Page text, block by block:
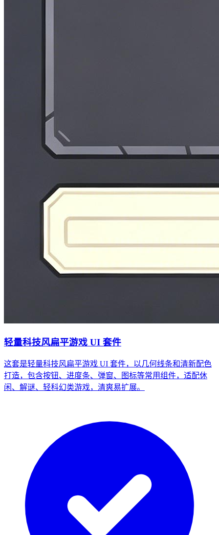
轻量科技风扁平游戏 UI 套件
这套是轻量科技风扁平游戏 UI 套件，以几何线条和清新配色
打造，包含按钮、进度条、弹窗、图标等常用组件，适配休
闲、解谜、轻科幻类游戏，清爽易扩展。